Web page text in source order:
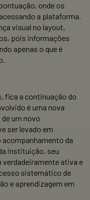
onde os
a plataforma.
visual no layout,
pois informações
apenas o que é
fica a continuação do
é uma nova
um novo
ser levado em
da
instituição, seu
ativa e
sistemático de
e aprendizagem em